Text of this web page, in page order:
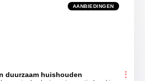
AANBIEDINGEN
duurzaam huishouden